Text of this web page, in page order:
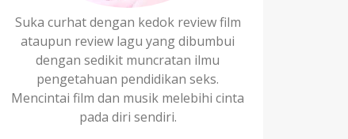
Suka curhat dengan kedok review film
ataupun review lagu yang dibumbui
dengan sedikit muncratan ilmu
pengetahuan pendidikan seks.
Mencintai film dan musik melebihi cinta
pada diri sendiri.